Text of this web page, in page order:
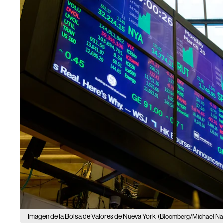
Imagen de la Bolsa de Valores de Nueva York (Bloomberg/Michael